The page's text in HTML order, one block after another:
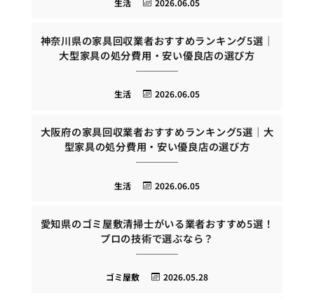
2026.06.05
生活
神奈川県の家具回収業者おすすめランキング5選｜
大型家具の処分費用・安い優良店の選び方
2026.06.05
生活
大阪府の家具回収業者おすすめランキング5選｜大
型家具の処分費用・安い優良店の選び方
2026.06.05
生活
愛知県のゴミ屋敷清掃士がいる業者おすすめ5選！
プロの技術で選ぶなら？
2026.05.28
ゴミ屋敷